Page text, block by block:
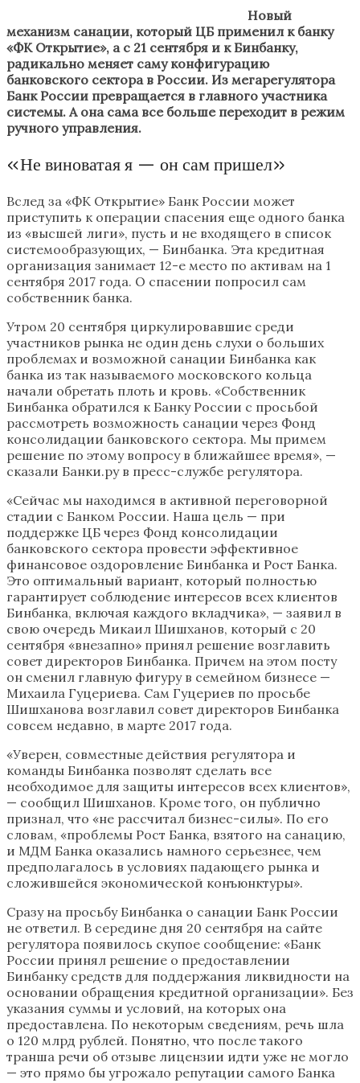
Новый
механизм санации, который ЦБ применил к банку
«ФК Открытие», а с 21 сентября и к Бинбанку,
радикально меняет саму конфигурацию
банковского сектора в России. Из мегарегулятора
Банк России превращается в главного участника
системы. А она сама все больше переходит в режим
ручного управления.
«Не виноватая я — он сам пришел»
Вслед за «ФК Открытие» Банк России может
приступить к операции спасения еще одного банка
из «высшей лиги», пусть и не входящего в список
системообразующих, — Бинбанка. Эта кредитная
организация занимает 12-е место по активам на 1
сентября 2017 года. О спасении попросил сам
собственник банка.
Утром 20 сентября циркулировавшие среди
участников рынка не один день слухи о больших
проблемах и возможной санации Бинбанка как
банка из так называемого московского кольца
начали обретать плоть и кровь. «Собственник
Бинбанка обратился к Банку России с просьбой
рассмотреть возможность санации через Фонд
консолидации банковского сектора. Мы примем
решение по этому вопросу в ближайшее время», —
сказали Банки.ру в пресс-службе регулятора.
«Сейчас мы находимся в активной переговорной
стадии с Банком России. Наша цель — при
поддержке ЦБ через Фонд консолидации
банковского сектора провести эффективное
финансовое оздоровление Бинбанка и Рост Банка.
Это оптимальный вариант, который полностью
гарантирует соблюдение интересов всех клиентов
Бинбанка, включая каждого вкладчика», — заявил в
свою очередь Микаил Шишханов, который с 20
сентября «внезапно» принял решение возглавить
совет директоров Бинбанка. Причем на этом посту
он сменил главную фигуру в семейном бизнесе —
Михаила Гуцериева. Сам Гуцериев по просьбе
Шишханова возглавил совет директоров Бинбанка
совсем недавно, в марте 2017 года.
«Уверен, совместные действия регулятора и
команды Бинбанка позволят сделать все
необходимое для защиты интересов всех клиентов»,
— сообщил Шишханов. Кроме того, он публично
признал, что «не рассчитал бизнес-силы». По его
словам, «проблемы Рост Банка, взятого на санацию,
и МДМ Банка оказались намного серьезнее, чем
предполагалось в условиях падающего рынка и
сложившейся экономической конъюнктуры».
Сразу на просьбу Бинбанка о санации Банк России
не ответил. В середине дня 20 сентября на сайте
регулятора появилось скупое сообщение: «Банк
России принял решение о предоставлении
Бинбанку средств для поддержания ликвидности на
основании обращения кредитной организации». Без
указания суммы и условий, на которых она
предоставлена. По некоторым сведениям, речь шла
о 120 млрд рублей. Понятно, что после такого
транша речи об отзыве лицензии идти уже не могло
— это прямо бы угрожало репутации самого Банка